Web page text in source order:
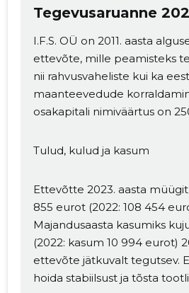
Tegevusaruanne
I.F.S. OÜ on 2011. aasta
ettevõte, mille peamisteks
nii rahvusvaheliste kui ka
maanteevedude
osakapitali nimiväärtus on
Tulud, kulud ja kasum
Ettevõtte 2023. aasta
855 eurot (2022: 108 454
Majandusaasta kasumiks
(2022: kasum 10 994 eurot)
ettevõte jätkuvalt tegutsev.
hoida stabiilsust ja tõsta